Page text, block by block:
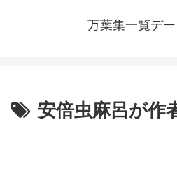
万葉集一覧デ
安倍虫麻呂が作